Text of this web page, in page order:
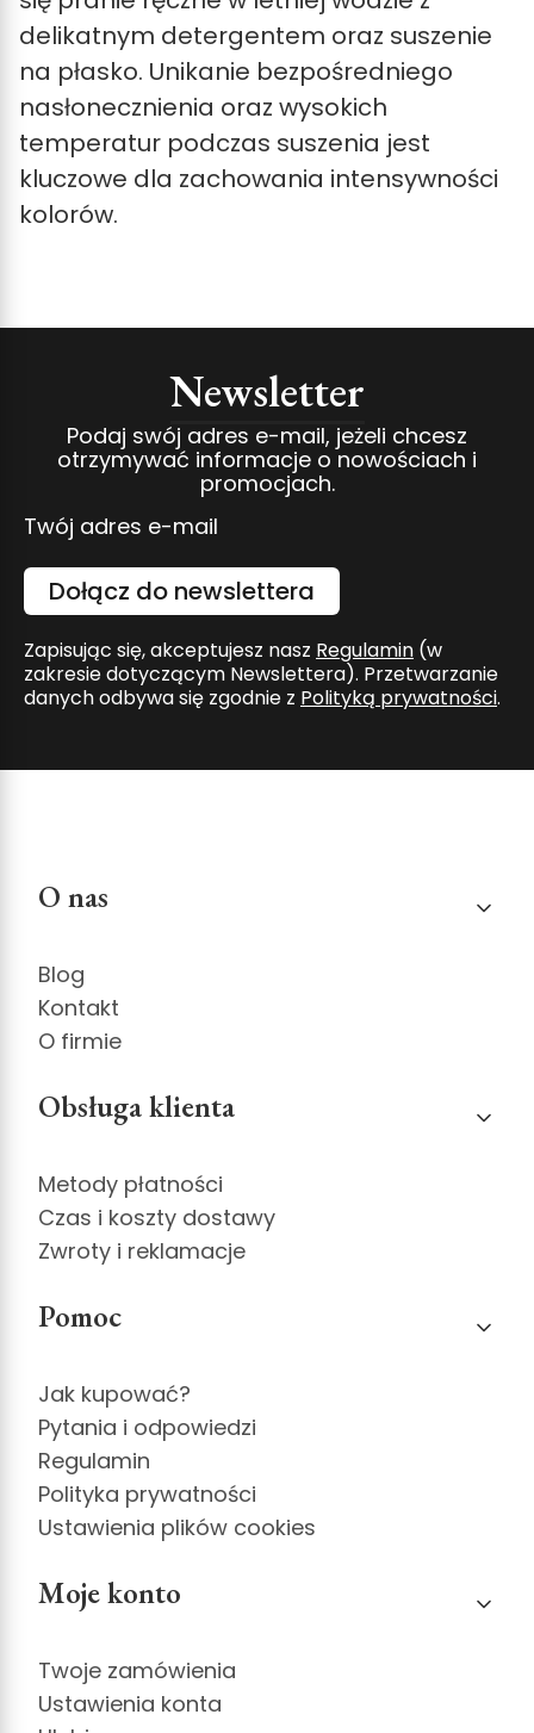
delikatnym detergentem oraz suszenie
na płasko. Unikanie bezpośredniego
nasłonecznienia oraz wysokich
temperatur podczas suszenia jest
kluczowe dla zachowania intensywności
kolorów.
Newsletter
Podaj swój adres e-mail, jeżeli chcesz
otrzymywać informacje o nowościach i
promocjach.
Twój adres e-mail
Dołącz do newslettera
Zapisując się, akceptujesz nasz Regulamin (w
zakresie dotyczącym Newslettera). Przetwarzanie
danych odbywa się zgodnie z Polityką prywatności.
Linki w stopce
O nas
Blog
Kontakt
O firmie
Obsługa klienta
Metody płatności
Czas i koszty dostawy
Zwroty i reklamacje
Pomoc
Jak kupować?
Pytania i odpowiedzi
Regulamin
Polityka prywatności
Ustawienia plików cookies
Moje konto
Twoje zamówienia
Ustawienia konta